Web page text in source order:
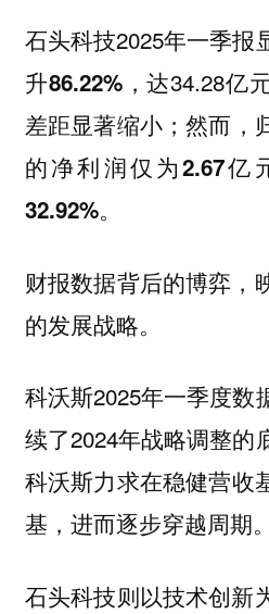
石头科技2025年一季报
升86.22%，达34.28亿
差距显著缩小；然而，
的净利润仅为2.67亿
32.92%。
财报数据背后的博弈，
的发展战略。
科沃斯2025年一季度数
续了2024年战略调整的
科沃斯力求在稳健营收
基，进而逐步穿越周期。
石头科技则以技术创新